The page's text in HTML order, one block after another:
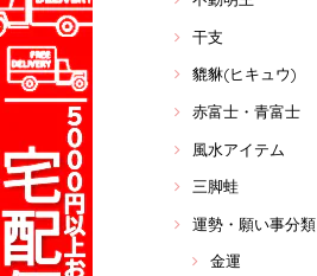
干支
貔貅(ヒキュウ)
赤富士・青富士
風水アイテム
三脚蛙
運勢・願い事分類
金運